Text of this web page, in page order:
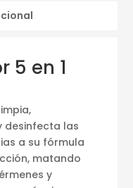
5 en 1
desinfecta las
a su fórmula
matando
y